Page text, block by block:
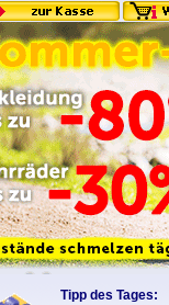
Tipp des Tages: